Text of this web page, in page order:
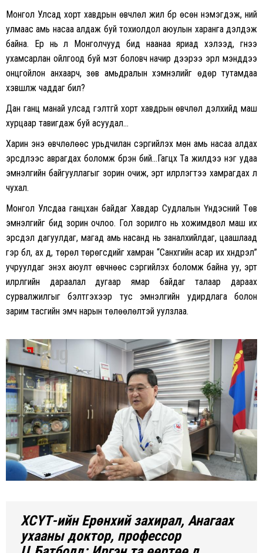
Монгол Улсад хорт хавдрын өвчлөл жил бүр өсөн нэмэгдэж, үүний
улмаас амь насаа алдаж буй тохиолдол аюулын харанга дэлдэж
байна. Ер нь л Монголчууд бид наанаа яриад хэлээд, гүнээ
ухамсарлан ойлгоод буй мэт боловч начир дээрээ эрүүл мэнддээ
онцгойлон анхаарч, зөв амьдралын хэмнэлийг өдөр тутамдаа
хэвшүүлж чаддаг билүү?
Дан ганц манай улсад гэлтгүй хорт хавдрын өвчлөл дэлхийд маш
хурцаар тавигдаж буй асуудал…
Харин энэ өвчлөлөөс урьдчилан сэргийлэх мөн амь насаа алдах
эрсдлээс аврагдах боломж бүрэн бий…Гагцхүү Та жилдээ нэг удаа
эмнэлгийн байгууллагыг зорин очиж, эрт илрүүлэгтээ хамрагдах л
чухал.
Монгол Улсдаа ганцхан байдаг Хавдар Судлалын Үндэсний Төв
эмнэлгийг бид зорин очлоо. Гол зорилго нь хожимдвол маш их
эрсдэл дагуулдаг, магад амь насанд нь заналхийлдаг, цаашлаад
гэр бүл, ах дүү, төрөл төрөгсдийг хамран “Санхүүгийн асар их хүндрэл”
учруулдаг энэхүү аюулт өвчнөөс сэргийлэх боломж байна уу, эрт
илрүүлгийн дараалал дугаар ямар байдаг талаар дараах
сурвалжилгыг бэлтгэхээр тус эмнэлгийн удирдлага болон
зарим тасгийн эмч нарын төлөөлөлтэй уулзлаа.
ХСҮТ-ийн Ерөнхий захирал, Анагаах
ухааны доктор, профессор